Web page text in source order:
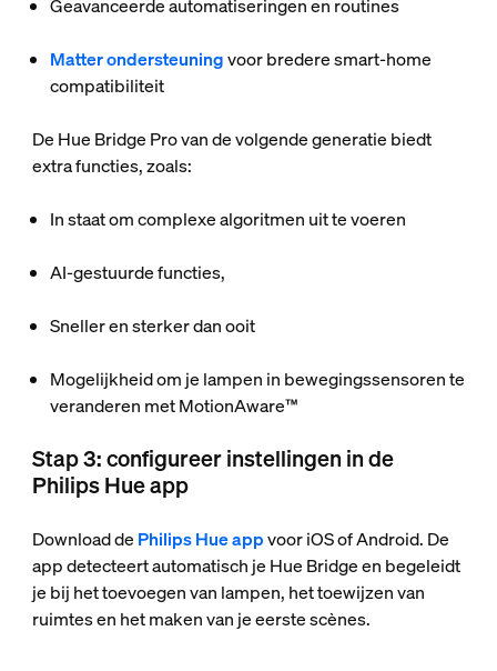
Geavanceerde automatiseringen en routines
Matter ondersteuningvoor bredere smart-home
compatibiliteit
De Hue Bridge Pro van de volgende generatie biedt
extra functies, zoals:
In staat om complexe algoritmen uit te voeren
AI-gestuurde functies,
Sneller en sterker dan ooit
Mogelijkheid om je lampen in bewegingssensoren te
veranderen met MotionAware™
Stap 3: configureer instellingen in de
Philips Hue app
Download de Philips Hue appvoor iOS of Android. De
app detecteert automatisch je Hue Bridge en begeleidt
je bij het toevoegen van lampen, het toewijzen van
ruimtes en het maken van je eerste scènes.